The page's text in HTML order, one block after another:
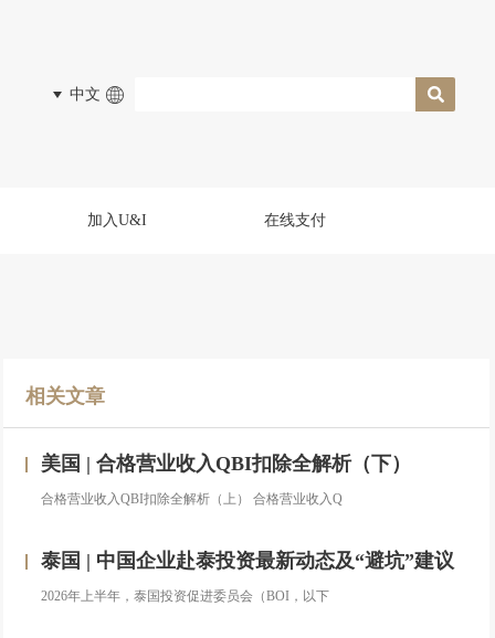
中文
加入U&I 在线支付
相关文章
美国 | 合格营业收入QBI扣除全解析（下）
合格营业收入QBI扣除全解析（上） 合格营业收入Q
泰国 | 中国企业赴泰投资最新动态及“避坑”建议
2026年上半年，泰国投资促进委员会（BOI，以下